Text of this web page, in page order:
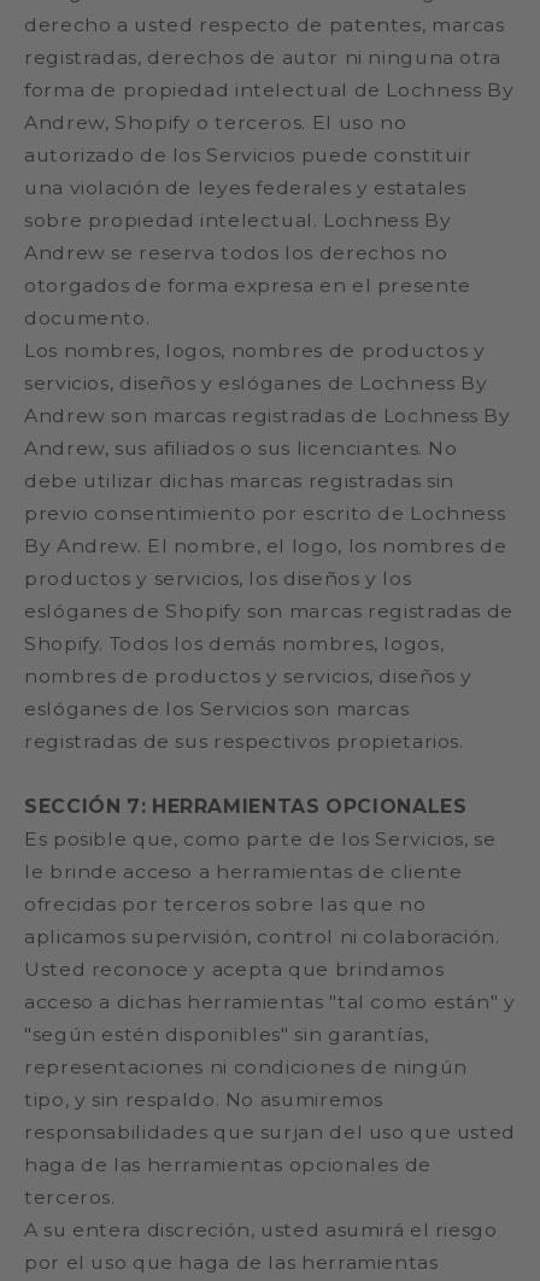
derecho a usted respecto de patentes, marcas
registradas, derechos de autor ni ninguna otra
forma de propiedad intelectual de Lochness By
Andrew, Shopify o terceros. El uso no
autorizado de los Servicios puede constituir
una violación de leyes federales y estatales
sobre propiedad intelectual. Lochness By
Andrew se reserva todos los derechos no
otorgados de forma expresa en el presente
documento.
Los nombres, logos, nombres de productos y
servicios, diseños y eslóganes de Lochness By
Andrew son marcas registradas de Lochness By
Andrew, sus afiliados o sus licenciantes. No
debe utilizar dichas marcas registradas sin
previo consentimiento por escrito de Lochness
By Andrew. El nombre, el logo, los nombres de
productos y servicios, los diseños y los
eslóganes de Shopify son marcas registradas de
Shopify. Todos los demás nombres, logos,
nombres de productos y servicios, diseños y
eslóganes de los Servicios son marcas
registradas de sus respectivos propietarios.
SECCIÓN 7: HERRAMIENTAS OPCIONALES
Es posible que, como parte de los Servicios, se
le brinde acceso a herramientas de cliente
ofrecidas por terceros sobre las que no
aplicamos supervisión, control ni colaboración.
Usted reconoce y acepta que brindamos
acceso a dichas herramientas "tal como están" y
"según estén disponibles" sin garantías,
representaciones ni condiciones de ningún
tipo, y sin respaldo. No asumiremos
responsabilidades que surjan del uso que usted
haga de las herramientas opcionales de
terceros.
A su entera discreción, usted asumirá el riesgo
por el uso que haga de las herramientas